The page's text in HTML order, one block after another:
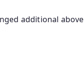
additional above